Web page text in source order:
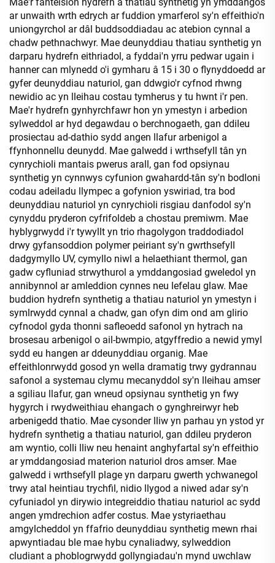
ar unwaith wrth edrych ar fuddion ymarferol sy'n effeithio'n
uniongyrchol ar dâl buddsoddiadau ac atebion cynnal a
chadw pethnachwyr. Mae deunyddiau thatiau synthetig yn
darparu hydrefn eithriadol, a fyddai'n yrru pedwar ugain i
hanner can mlynedd o'i gymharu â 15 i 30 o flynyddoedd ar
gyfer deunyddiau naturiol, gan ddwgio'r cyfnod rhwng
newidio ac yn lleihau costau tymherus y tu hwnt i'r pen.
Mae'r hydrefn gynhyrchfawr hon yn ymestyn i arbedion
sylweddol ar hyd degawdau o berchnogaeth, gan ddileu
prosiectau ad-dathio sydd angen llafur arbenigol a
ffynhonnellu deunydd. Mae galwedd i wrthsefyll tân yn
cynrychioli mantais pwerus arall, gan fod opsiynau
synthetig yn cynnwys cyfunion gwahardd-tân sy'n bodloni
codau adeiladu llympec a gofynion yswiriad, tra bod
deunyddiau naturiol yn cynrychioli risgiau danfodol sy'n
cynyddu pryderon cyfrifoldeb a chostau premiwm. Mae
hyblygrwydd i'r tywyllt yn trio rhagolygon traddodiadol
drwy gyfansoddion polymer peiriant sy'n gwrthsefyll
dadgymyllo UV, cymyllo niwl a helaethiant thermol, gan
gadw cyfluniad strwythurol a ymddangosiad gweledol yn
annibynnol ar amleddion cynnes neu lefelau glaw. Mae
buddion hydrefn synthetig a thatiau naturiol yn ymestyn i
symlrwydd cynnal a chadw, gan ofyn dim ond am glirio
cyfnodol gyda thonni safleoedd safonol yn hytrach na
brosesau arbenigol o ail-bwmpio, atgyffredio a newid ymyl
sydd eu hangen ar ddeunyddiau organig. Mae
effeithlonrwydd gosod yn wella dramatig trwy gydrannau
safonol a systemau clymu mecanyddol sy'n lleihau amser
a sgiliau llafur, gan wneud opsiynau synthetig yn fwy
hygyrch i rwydweithiau ehangach o gynghreirwyr heb
arbenigedd thatio. Mae cysonder lliw yn parhau yn ystod yr
hydrefn synthetig a thatiau naturiol, gan ddileu pryderon
am wyntio, colli lliw neu henaint anghyfartal sy'n effeithio
ar ymddangosiad materion naturiol dros amser. Mae
galwedd i wrthsefyll plage yn darparu gwerth ychwanegol
trwy atal heintiau trychfil, nidio llygod a niwed adar sy'n
cyfuniadol yn dirywio integreiddio thatiau naturiol ac sydd
angen ymdrechion adfer costus. Mae ystyriaethau
amgylcheddol yn ffafrio deunyddiau synthetig mewn rhai
apwyntiadau ble mae hybu cynaliadwy, sylweddion
cludiant a phoblogrwydd gollyngiadau'n mynd uwchlaw